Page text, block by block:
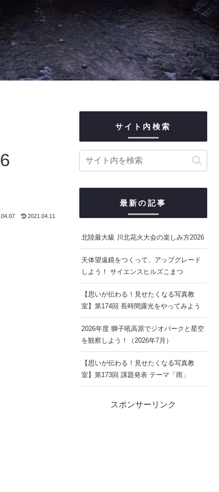
2021.04.11
サイト内検索
最新の記事
北陸最大級 川北花火大会の楽しみ方2026
天体望遠鏡をつくって、アップグレード
しよう！ サイエンスヒルズこまつ
【思いが伝わる！見せたくなる写真教
室】第174回 長時間露光をやってみよう
2026年度 獅子吼高原でジオパークと星空
を観察しよう！（2026年7月）
【思いが伝わる！見せたくなる写真教
室】第173回 課題発表 テーマ「雨」
スポンサーリンク